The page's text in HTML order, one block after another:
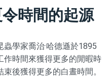
時間的起源
學家喬治·哈德遜於1895
作時間來獲得更多的閒暇時
後獲得更多的白晝時間。